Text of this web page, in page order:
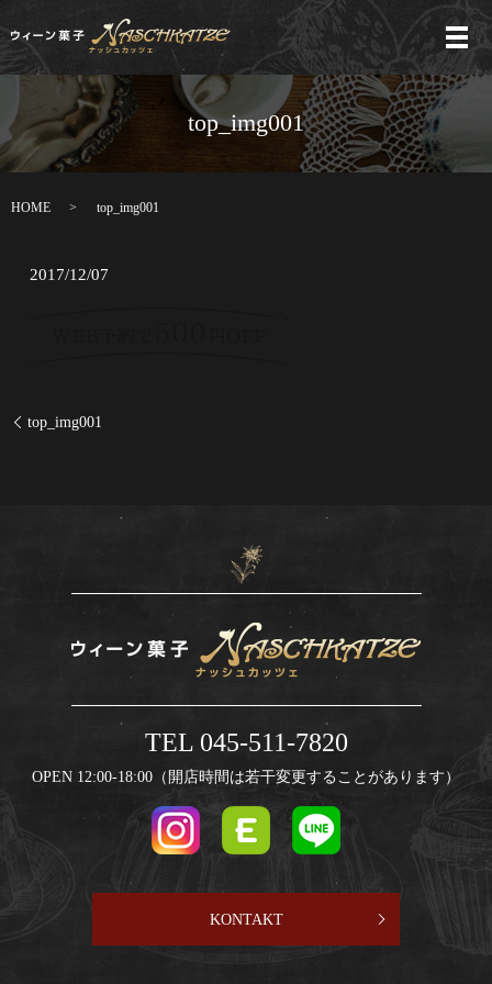
メ
top_img001
HOME top_img001
2017/12/07
top_img001
TEL 045-511-7820
OPEN 12:00-18:00（開店時間は若干変更することがあります）
KONTAKT